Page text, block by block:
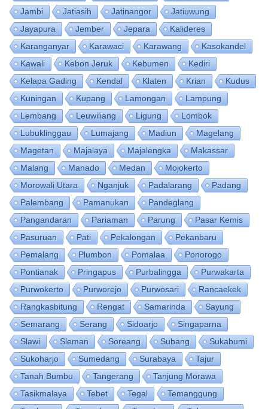
Jambi
Jatiasih Jatinangor
Jatiuwung
Jayapura
Jember Jepara
Kalideres
Karanganyar
Karawaci Karawang
Kasokandel
Kawali
Kebon Jeruk Kebumen
Kediri
Kelapa Gading
Kendal Klaten Krian
Kudus
Kuningan
Kupang Lamongan
Lampung
Lembang
Leuwiliang Ligung
Lombok
Lubuklinggau
Lumajang Madiun
Magelang
Magetan
Majalaya Majalengka
Makassar
Malang
Manado Medan
Mojokerto
Morowali Utara
Nganjuk Padalarang
Padang
Palembang
Pamanukan
Pandeglang
Pangandaran
Pariaman Parung
Pasar Kemis
Pasuruan
Pati Pekalongan
Pekanbaru
Pemalang
Plumbon Pomalaa
Ponorogo
Pontianak
Pringapus Purbalingga
Purwakarta
Purwokerto
Purworejo Purwosari
Rancaekek
Rangkasbitung
Rengat Samarinda
Sayung
Semarang
Serang Sidoarjo
Singaparna
Slawi
Sleman Soreang Subang
Sukabumi
Sukoharjo
Sumedang Surabaya
Tajur
Tanah Bumbu
Tangerang
Tanjung Morawa
Tasikmalaya
Tebet Tegal
Temanggung